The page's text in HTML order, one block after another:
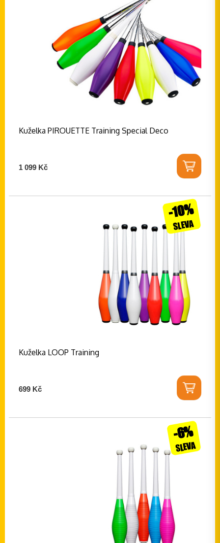
Kuželka PIROUETTE Training Special Deco
1 099 Kč
Kuželka LOOP Training
699 Kč
-10%
SLEVA
-6%
SLEVA